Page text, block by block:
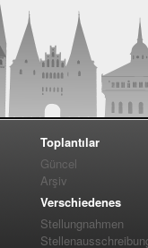
Toplantılar
Güncel
Arşiv
Verschiedenes
Stellungnahmen